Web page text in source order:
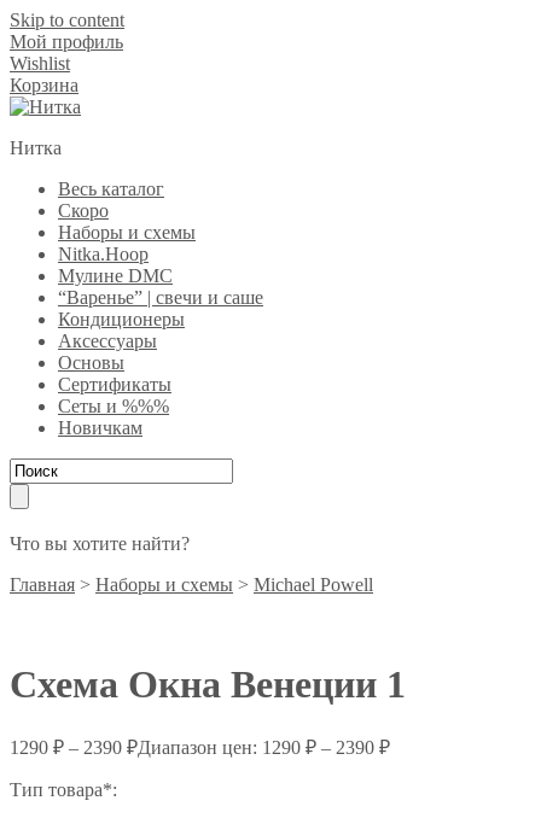
Skip to content
Мой профиль
Wishlist
Корзина
Нитка
Весь каталог
Скоро
Наборы и схемы
Nitka.Hoop
Мулине DMC
“Варенье” | свечи и саше
Кондиционеры
Аксессуары
Основы
Сертификаты
Сеты и %%%
Новичкам
Что вы хотите найти?
Главная > Наборы и схемы > Michael Powell
Схема Окна Венеции 1
1290 ₽ – 2390 ₽Диапазон цен: 1290 ₽ – 2390 ₽
Тип товара*: